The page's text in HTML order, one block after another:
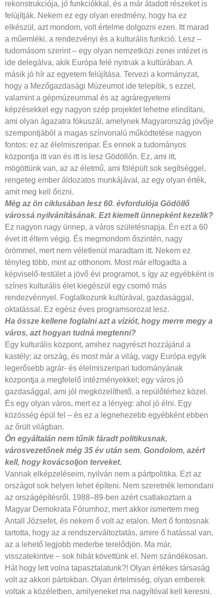
rekonstrukciója, jó funkciókkal, és a már átadott részeket is
felújítják. Nekem ez egy olyan eredmény, hogy ha ez
elkészül, azt mondom, volt értelme dolgozni ezen. Itt marad
a műemléki, a rendezvényi és a kulturális funkció. Lesz –
tudomásom szerint – egy olyan nemzetközi zenei intézet is
ide delegálva, akik Európa felé nyitnak a kultúrában. A
másik jó hír az egyetem felújítása. Tervezi a kormányzat,
hogy a Mezőgazdasági Múzeumot ide telepítik, s ezzel,
valamint a gépmúzeummal és az agráregyetemi
képzésekkel egy nagyon szép projektet lehetne elindítani,
ami olyan ágazatra fókuszál, amelynek Magyarország jövője
szempontjából a magas színvonalú működtetése nagyon
fontos: ez az élelmiszeripar. És ennek a tudományos
központja itt van és itt is lesz Gödöllőn. Ez, ami itt,
mögöttünk van, az az életmű, ami fölépült sok segítséggel,
rengeteg ember áldozatos munkájával, az egy olyan érték,
amit meg kell őrizni.
Még az ön ciklusában lesz 60. évfordulója Gödöllő
várossá nyilvánításának. Ezt kiemelt ünnepként kezelik?
Ez nagyon nagy ünnep, a város születésnapja. Én ezt a 60
évet itt éltem végig. És megmondom őszintén, nagy
örömmel, mert nem véletlenül maradtam itt. Nekem ez
tényleg több, mint az otthonom. Most már elfogadta a
képviselő-testület a jövő évi programot, s így az egyébként is
színes kulturális élet kiegészül egy csomó más
rendezvénnyel. Foglalkozunk kultúrával, gazdasággal,
oktatással. Ez egész éves programsorozat lesz.
Ha össze kellene foglalni azt a víziót, hogy merre megy a
város, azthogyan tudná megtenni?
Egy kulturális központ, amihez nagyrészt hozzájárul a
kastély; az ország, és most már a világ, vagy Európa egyik
legerősebb agrár- és élelmiszeripari tudományának
központja a megfelelő intézményekkel; egy város jó
gazdasággal, ami jól megközelíthető, a repülőtérhez közel.
És egy olyan város, mert ez a lényeg: ahol jó élni. Egy
közösség épül fel – és ez a legnehezebb egyébként ebben
az őrült világban.
Ön egyáltalán nem tűnik fáradt politikusnak,
városvezetőnek még 35 év után sem. Gondolom, azért
kell, hogy kovácsoljon terveket.
Vannak elképzeléseim, nyilván nem a pártpolitika. Ezt az
országot sok helyen lehet építeni. Nem szeretnék lemondani
az országépítésről. 1988–89-ben azért csatlakoztam a
Magyar Demokrata Fórumhoz, mert akkor ismertem meg
Antall Józsefet, és nekem ő volt az etalon. Mert ő fontosnak
tartotta, hogy az a rendszerváltoztatás, amire ő hatással van,
az a lehető legjobb mederbe terelődjön. Ma már,
visszatekintve – sok hibát követtünk el. Nem szándékosan.
Hát hogy lett volna tapasztalatunk?! Olyan értékes társaság
volt az akkori pártokban. Olyan értelmiség, olyan emberek
voltak a közéletben, amilyeneket ma nagyítóval kell keresni.